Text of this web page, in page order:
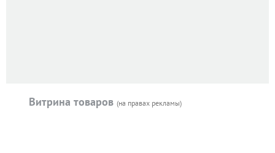
Витрина товаров (на правах рекламы)